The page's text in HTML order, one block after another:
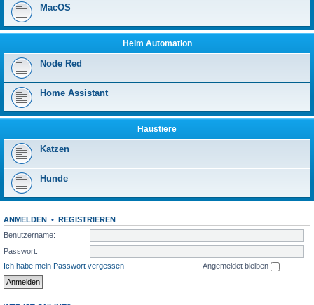
MacOS
Heim Automation
Node Red
Home Assistant
Haustiere
Katzen
Hunde
ANMELDEN • REGISTRIEREN
Benutzername:
Passwort:
Ich habe mein Passwort vergessen
Angemeldet bleiben